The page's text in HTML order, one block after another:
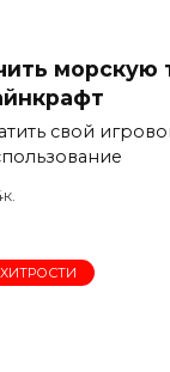
морскую
свой